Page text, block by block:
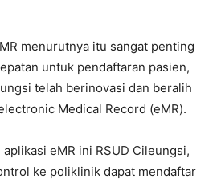
menurutnya itu sangat penting
untuk pendaftaran pasien,
telah berinovasi dan beralih
Medical Record (eMR).
eMR ini RSUD Cileungsi,
ke poliklinik dapat mendaftar